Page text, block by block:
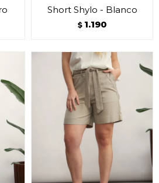
Short Shylo - Blanco
$ 1.190